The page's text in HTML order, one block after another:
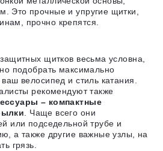
Это прочные и упругие щитки,
прочно крепятся.
щитков весьма условна,
подобрать максимально
велосипед и стиль катания.
рекомендуют также
– компактные
. Чаще всего они
или подседельной трубе и
а также другие важные узлы, на
грязь.